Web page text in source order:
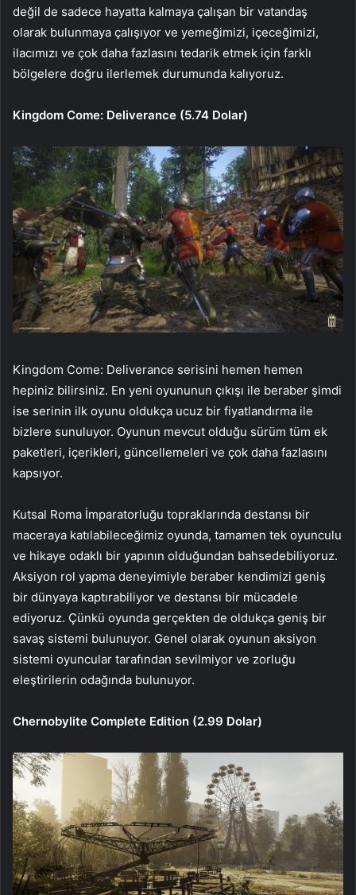
değil de sadece hayatta kalmaya çalışan bir vatandaş
olarak bulunmaya çalışıyor ve yemeğimizi, içeceğimizi,
ilacımızı ve çok daha fazlasını tedarik etmek için farklı
bölgelere doğru ilerlemek durumunda kalıyoruz.
Kingdom Come: Deliverance (5.74 Dolar)
Kingdom Come: Deliverance serisini hemen hemen
hepiniz bilirsiniz. En yeni oyununun çıkışı ile beraber şimdi
ise serinin ilk oyunu oldukça ucuz bir fiyatlandırma ile
bizlere sunuluyor. Oyunun mevcut olduğu sürüm tüm ek
paketleri, içerikleri, güncellemeleri ve çok daha fazlasını
kapsıyor.
Kutsal Roma İmparatorluğu topraklarında destansı bir
maceraya katılabileceğimiz oyunda, tamamen tek oyunculu
ve hikaye odaklı bir yapının olduğundan bahsedebiliyoruz.
Aksiyon rol yapma deneyimiyle beraber kendimizi geniş
bir dünyaya kaptırabiliyor ve destansı bir mücadele
ediyoruz. Çünkü oyunda gerçekten de oldukça geniş bir
savaş sistemi bulunuyor. Genel olarak oyunun aksiyon
sistemi oyuncular tarafından sevilmiyor ve zorluğu
eleştirilerin odağında bulunuyor.
Chernobylite Complete Edition (2.99 Dolar)